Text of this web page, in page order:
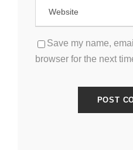
Save my name,
browser for the next